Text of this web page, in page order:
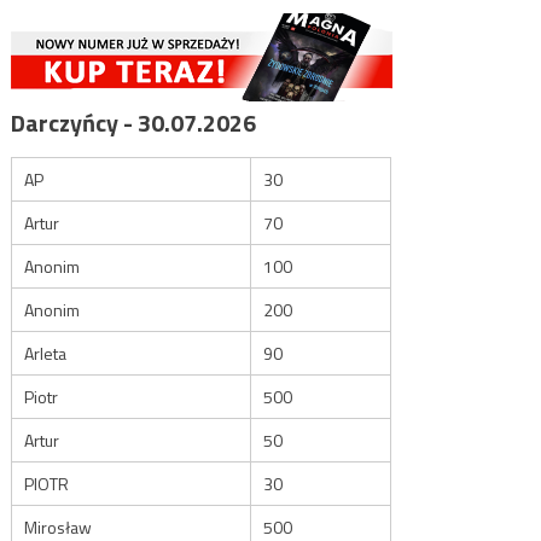
Darczyńcy - 30.07.2026
AP
30
Artur
70
Anonim
100
Anonim
200
Arleta
90
Piotr
500
Artur
50
PIOTR
30
Mirosław
500